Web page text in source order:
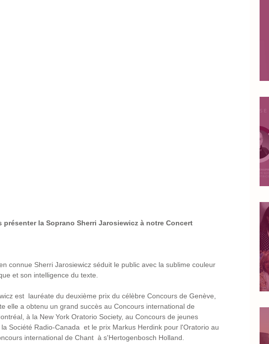
présenter la Soprano Sherri Jarosiewicz à notre Concert
connue Sherri Jarosiewicz séduit le public avec la sublime couleur
et son intelligence du texte.
est  lauréate du deuxième prix du célèbre Concours de Genève,
elle a obtenu un grand succès au Concours international de
à la New York Oratorio Society, au Concours de jeunes
Société Radio-Canada  et le prix Markus Herdink pour l'Oratorio au
international de Chant  à s'Hertogenbosch Holland.